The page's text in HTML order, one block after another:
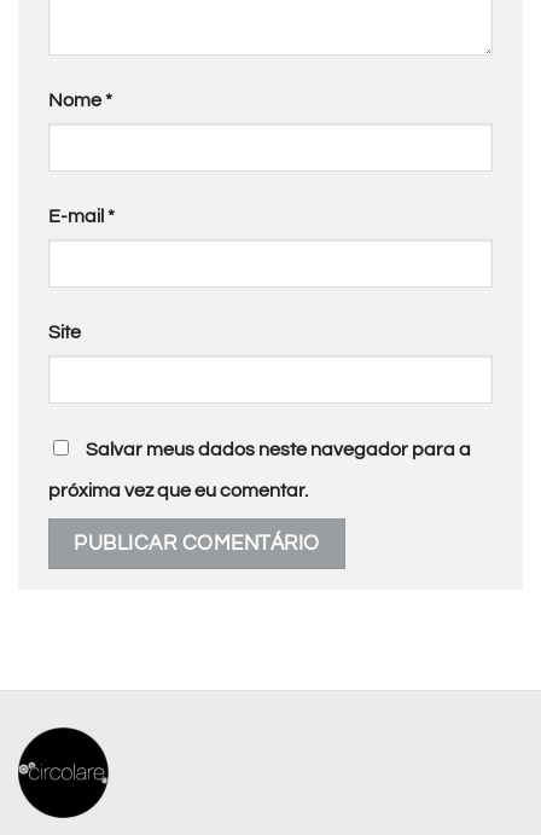
Nome*
E-mail *
Site
Salvar meus dados neste navegador para a
próxima vez que eu comentar.